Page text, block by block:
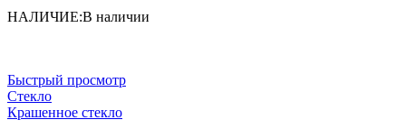
НАЛИЧИЕ:В наличии
Быстрый просмотр
Стекло
Крашенное стекло